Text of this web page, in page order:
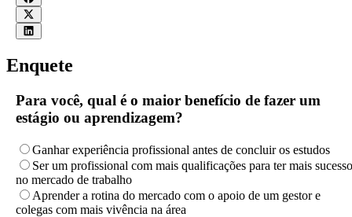
Enquete
Para você, qual é o maior benefício de fazer um
estágio ou aprendizagem?
Ganhar experiência profissional antes de concluir os estudos
Ser um profissional com mais qualificações para ter mais sucesso
no mercado de trabalho
Aprender a rotina do mercado com o apoio de um gestor e
colegas com mais vivência na área